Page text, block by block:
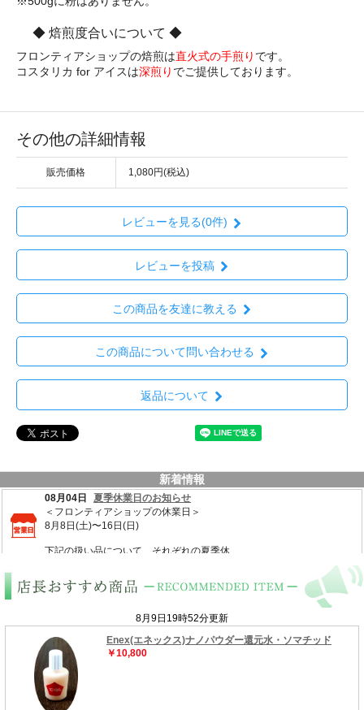
◆ 焙煎度合いについて ◆
フロンティアショップの焙煎は直火式の手煎り です。
コスタリカ for アイスは深煎り でご提供しております。
その他の詳細情報
販売価格 1,080円(税込)
レビューを見る(0件)
レビューを投稿
この商品を友達に教える
この商品について問い合わせる
返品について